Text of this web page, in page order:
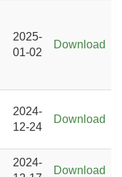
2025-
01-02
Download
2024-
12-24
Download
2024-
Download